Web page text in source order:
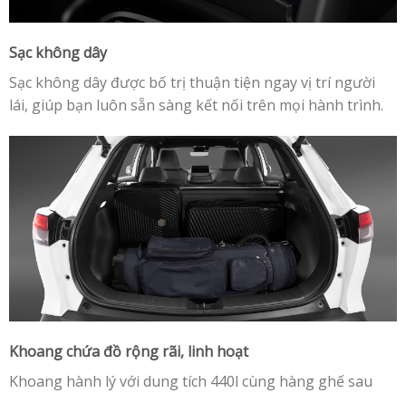
Sạc không dây
Sạc không dây được bố trị thuận tiện ngay vị trí người
lái, giúp bạn luôn sẵn sàng kết nối trên mọi hành trình.
Khoang chứa đồ rộng rãi, linh hoạt
Khoang hành lý với dung tích 440l cùng hàng ghế sau